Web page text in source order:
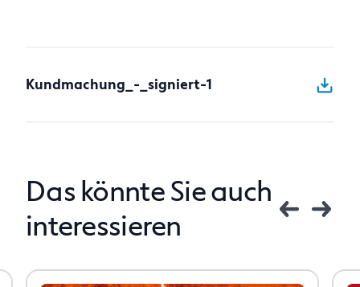
Kundmachung_-_signiert-1
Das könnte Sie auch
interessieren